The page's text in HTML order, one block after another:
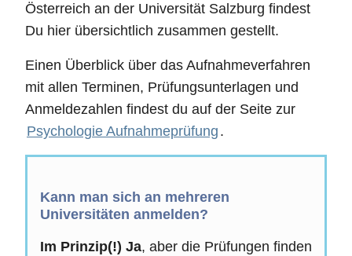
Österreich an der Universität Salzburg findest
Du hier übersichtlich zusammen gestellt.
Einen Überblick über das Aufnahmeverfahren
mit allen Terminen, Prüfungsunterlagen und
Anmeldezahlen findest du auf der Seite zur
Psychologie Aufnahmeprüfung .
Kann man sich an mehreren
Universitäten anmelden?
Im Prinzip(!) Ja, aber die Prüfungen finden